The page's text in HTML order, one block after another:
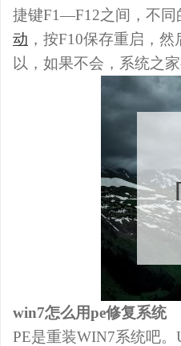
捷键F1—F12之间，不同
动 ，按F10保存重启，
以，如果不会，系统之
win7怎么用pe修复系统
PE是重装WIN7系统吧